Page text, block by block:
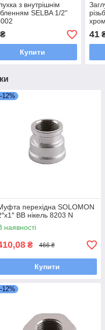
з внутрішнім
SELBA 1/2"
Купити
41
перехідна SOLOMON
ВВ нікель 8203 N
наявності
₴ 466 ₴
Купити